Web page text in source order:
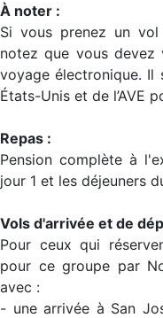
À noter :
Si vous prenez un
notez que vous devez
voyage électronique. Il
États-Unis et de l’AVE
Repas :
Pension complète à
jour 1 et les déjeuners
Vols d'arrivée et de
Pour ceux qui
pour ce groupe par
avec :
- une arrivée à San